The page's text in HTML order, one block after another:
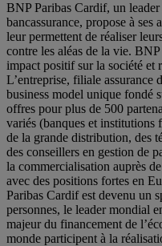
BNP Paribas Cardif, un
bancassurance, propose à ses
leur permettent de réaliser
contre les aléas de la vie.
impact positif sur la société et
L’entreprise, filiale assurance
business model unique fondé
offres pour plus de 500
variés (banques et institutions
de la grande distribution, des
des conseillers en gestion de
la commercialisation auprès
avec des positions fortes en
Paribas Cardif est devenu un
personnes, le leader mondial
majeur du financement de
monde participent à la